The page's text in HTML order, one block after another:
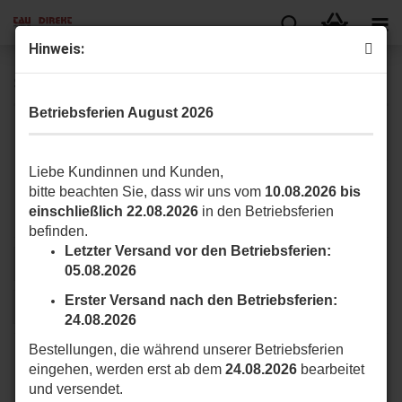
Hinweis:
Betriebsferien August 2026
Liebe Kundinnen und Kunden,
bitte beachten Sie, dass wir uns vom 10.08.2026 bis
einschließlich 22.08.2026 in den Betriebsferien
befinden.
Letzter Versand vor den Betriebsferien:
05.08.2026
Erster Versand nach den Betriebsferien:
24.08.2026
Bestellungen, die während unserer Betriebsferien
eingehen, werden erst ab dem 24.08.2026 bearbeitet
und versendet.
Lichtschranken/Fotozellen
Sortieren nach
Sortieren nach